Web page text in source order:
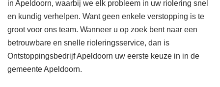
in Apeldoorn, waarbij we elk probleem in uw riolering snel
en kundig verhelpen. Want geen enkele verstopping is te
groot voor ons team. Wanneer u op zoek bent naar een
betrouwbare en snelle rioleringsservice, dan is
Ontstoppingsbedrijf Apeldoorn uw eerste keuze in in de
gemeente Apeldoorn.